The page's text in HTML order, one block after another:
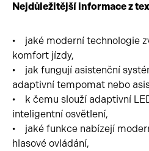
Nejdůležitější informace z
• jaké moderní technologie
komfort jízdy,
• jak fungují asistenční
adaptivní tempomat nebo
• k čemu slouží adaptivní
inteligentní osvětlení,
• jaké funkce nabízejí
hlasové ovládání,